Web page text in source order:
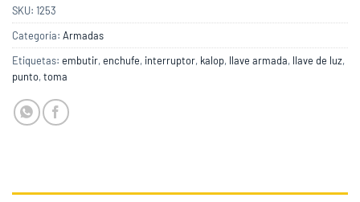
SKU: 1253
Categoría: Armadas
Etiquetas: embutir,enchufe, interruptor, kalop, llave armada, llave de luz,
punto,toma